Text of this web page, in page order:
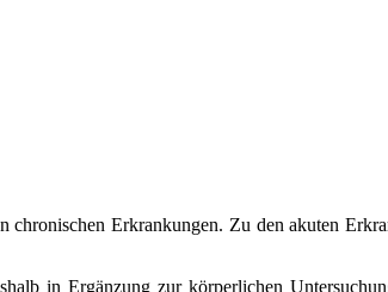
Erkrankungen. Zu den akuten
in Ergänzung zur körperlichen